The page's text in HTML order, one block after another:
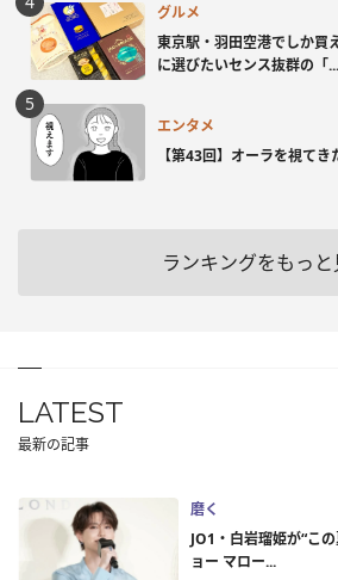
グルメ
東京駅・羽田空港でしか
に選びたいセンス抜群の「...
エンタメ
【第43回】オーラを視てき
ランキングをもっと
LATEST
最新の記事
磨く
JO1・白岩瑠姫が“こ
ョー マロー...